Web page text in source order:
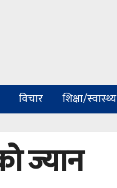
विचार शिक्षा/स्वास्थ्य
ज्यान